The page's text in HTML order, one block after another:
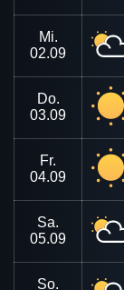
Mi.
02.09
Do.
03.09
Fr.
04.09
Sa.
05.09
So.